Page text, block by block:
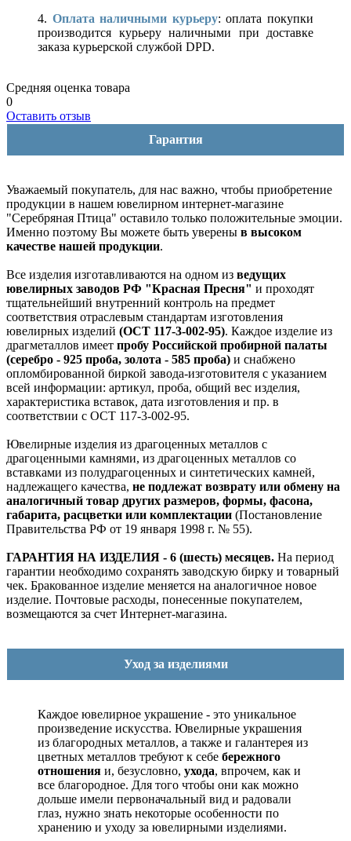
4. Оплата наличными курьеру: оплата покупки
производится курьеру наличными при доставке
заказа курьерской службой DPD.
Средняя оценка товара
0
Оставить отзыв
Гарантия
Уважаемый покупатель, для нас важно, чтобы приобретение
продукции в нашем ювелирном интернет-магазине
"Серебряная Птица" оставило только положительные эмоции.
Именно поэтому Вы можете быть уверены в высоком
качестве нашей продукции.
Все изделия изготавливаются на одном из ведущих
ювелирных заводов РФ "Красная Пресня" и проходят
тщательнейший внутренний контроль на предмет
соответствия отраслевым стандартам изготовления
ювелирных изделий (ОСТ 117-3-002-95). Каждое изделие из
драгметаллов имеет пробу Российской пробирной палаты
(серебро - 925 проба, золота - 585 проба) и снабжено
опломбированной биркой завода-изготовителя с указанием
всей информации: артикул, проба, общий вес изделия,
характеристика вставок, дата изготовления и пр. в
соответствии с ОСТ 117-3-002-95.
Ювелирные изделия из драгоценных металлов с
драгоценными камнями, из драгоценных металлов со
вставками из полудрагоценных и синтетических камней,
надлежащего качества, не подлежат возврату или обмену на
аналогичный товар других размеров, формы, фасона,
габарита, расцветки или комплектации (Постановление
Правительства РФ от 19 января 1998 г. № 55).
ГАРАНТИЯ НА ИЗДЕЛИЯ - 6 (шесть) месяцев. На период
гарантии необходимо сохранять заводскую бирку и товарный
чек. Бракованное изделие меняется на аналогичное новое
изделие. Почтовые расходы, понесенные покупателем,
возмещаются за счет Интернет-магазина.
Уход за изделиями
Каждое ювелирное украшение - это уникальное
произведение искусства. Ювелирные украшения
из благородных металлов, а также и галантерея из
цветных металлов требуют к себе бережного
отношения и, безусловно, ухода, впрочем, как и
все благородное. Для того чтобы они как можно
дольше имели первоначальный вид и радовали
глаз, нужно знать некоторые особенности по
хранению и уходу за ювелирными изделиями.